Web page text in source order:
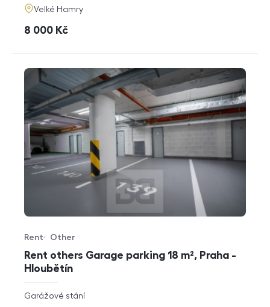
adresa
Velké Hamry
cena
8 000 Kč
Rent others Garage parking 18 m², Praha -
Hloubětín
Offer type
Rent
Property type
Other
rozměry
disposition
Garážové stání